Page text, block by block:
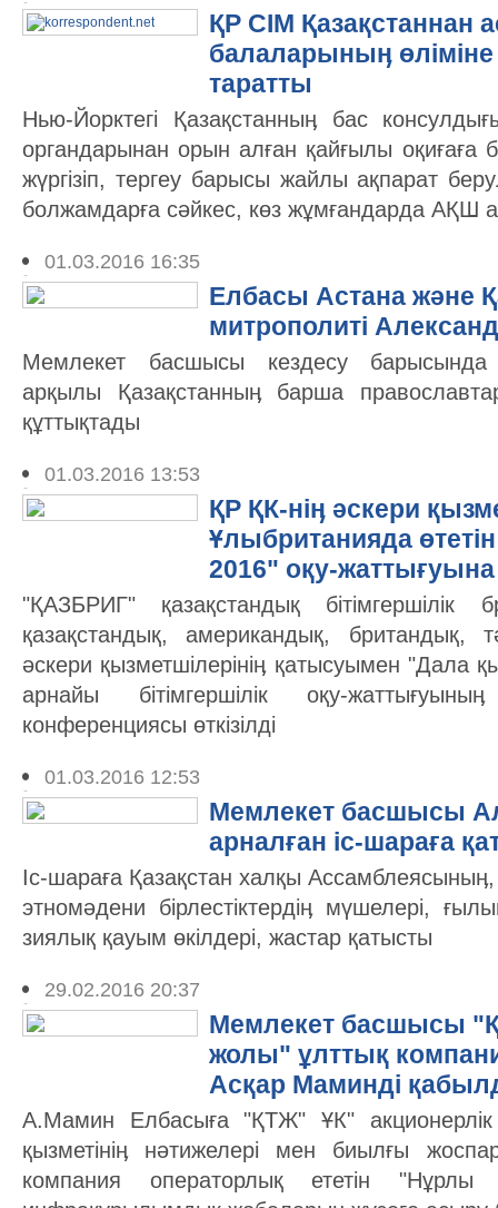
ҚР СІМ
балаларыныӊ
таратты
Нью-Йорктегі Қазақстанныӊ бас
органдарынан орын алған қайғылы оқиғаға
жүргізіп, тергеу барысы жайлы ақпарат
болжамдарға сәйкес, көз жұмғандарда АҚШ
01.03.2016 16:35
Елбасы Астана және
митрополиті
Мемлекет басшысы кездесу барысында
арқылы Қазақстанныӊ барша
құттықтады
01.03.2016 13:53
ҚР ҚК-ніӊ әскери
Ұлыбританияда
2016" оқу-
"ҚАЗБРИГ" қазақстандық бітімгершілік
қазақстандық, американдық, британдық,
әскери қызметшілерініӊ қатысуымен "Дала
арнайы бітімгершілік оқу-
конференциясы өткізілді
01.03.2016 12:53
Мемлекет басшысы
арналған іс-шараға
Іс-шараға Қазақстан халқы
этномәдени бірлестіктердіӊ мүшелері,
зиялық қауым өкілдері, жастар қатысты
29.02.2016 20:37
Мемлекет басшысы
жолы" ұлттық
Асқар Маминді
А.Мамин Елбасыға "ҚТЖ" ҰК"
қызметініӊ нәтижелері мен биылғы
компания операторлық ететін "Нұрлы